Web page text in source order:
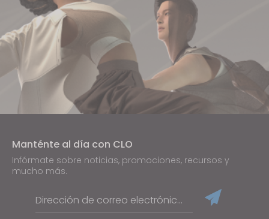
Manténte al día con CLO
Infórmate sobre noticias, promociones, recursos y
mucho más.
Dirección de correo electrónico